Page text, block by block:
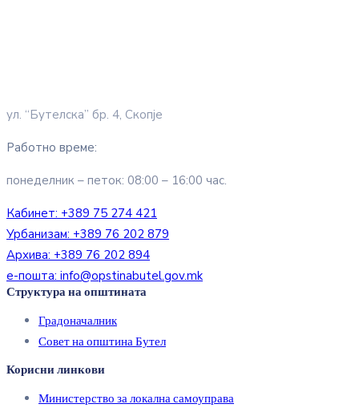
ул. “Бутелска” бр. 4, Скопје
Работно време:
понеделник – петок: 08:00 – 16:00 час.
Кабинет: +389 75 274 421
Урбанизам: +389 76 202 879
Архива: +389 76 202 894
е-пошта: info@opstinabutel.gov.mk
Структура на општината
Градоначалник
Совет на општина Бутел
Корисни линкови
Министерство за локална самоуправа